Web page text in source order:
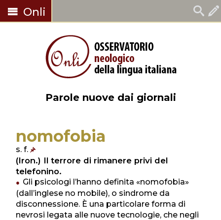
Onli
Parole nuove dai giornali
nomofobia
s. f.
(Iron.) Il terrore di rimanere privi del
telefonino.
Gli psicologi l’hanno definita «nomofobia»
(dall’inglese no mobile), o sindrome da
disconnessione. È una particolare forma di
nevrosi legata alle nuove tecnologie, che negli